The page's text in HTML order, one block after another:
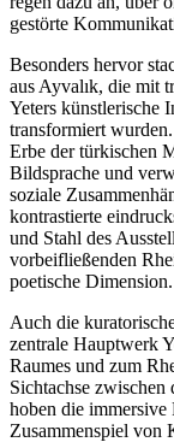
gestörte
Besonders hervor
aus Ayvalık, die mit
Yeters künstlerische
transformiert
Erbe der türkischen
Bildsprache und
soziale
kontrastierte
und Stahl des
vorbeifließenden
poetische Dimension.
Auch die
zentrale Hauptwerk
Raumes und zum
Sichtachse zwischen
hoben die immersive
Zusammenspiel von